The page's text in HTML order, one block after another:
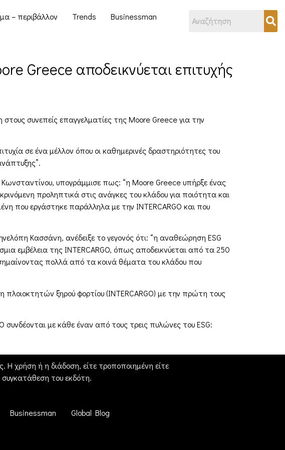
– περιβάλλον Trends Businessman
Greece αποδεικνύεται επιτυχής
συνεπείς επαγγελματίες της Moore Greece για την
σε ένα μέλλον όπου οι καθημερινές δραστηριότητες του
υπογράμμισε πως: “η Moore Greece υπήρξε ένας
προληπτικά στις ανάγκες του κλάδου για ποιότητα και
που εργάστηκε παράλληλα με την INTERCARGO και που
Κασσάνη, ανέδειξε το γεγονός ότι: “η αναθεώρηση ESG
εμβέλεια της INTERCARGO, όπως αποδεικνύεται από τα 250
πολλά από τα κοινά θέματα του κλάδου που
ξηρού φορτίου (INTERCARGO) με την πρώτη τους
συνδέονται με κάθε έναν από τους τρεις πυλώνες του ESG:
Η χρήση ή η διάδοση, είτε τροποποιημένη είτε
του εκδότη.
Businessman Global Blog